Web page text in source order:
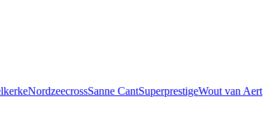
NordzeecrossSanne CantSuperprestigeWout van Aert